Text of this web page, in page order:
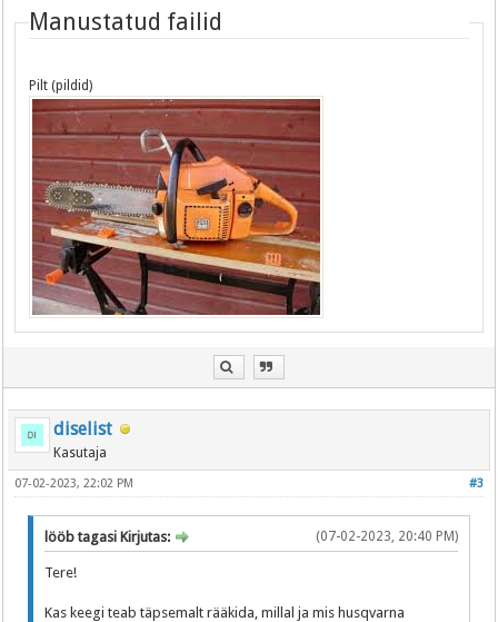
Manustatud failid
Pilt (pildid)
diselist
Kasutaja
#3
07-02-2023, 22:02 PM
(07-02-2023, 20:40 PM)
lööb tagasi Kirjutas:
Tere!
Kas keegi teab täpsemalt rääkida, millal ja mis husqvarna